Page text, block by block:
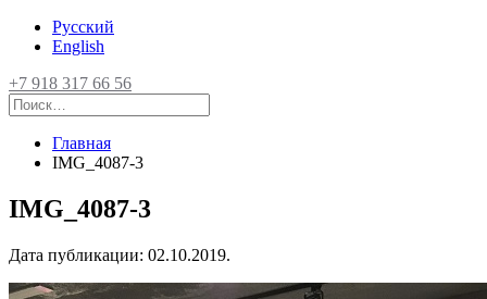
Русский
English
+7 918 317 66 56
Главная
IMG_4087-3
IMG_4087-3
Дата публикации: 02.10.2019.